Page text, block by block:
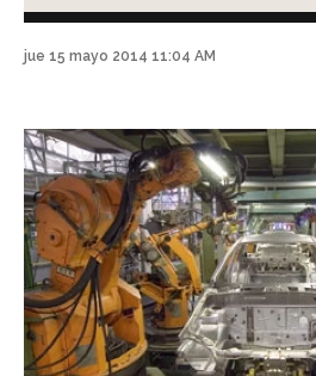
jue 15 mayo 2014 11:04 AM